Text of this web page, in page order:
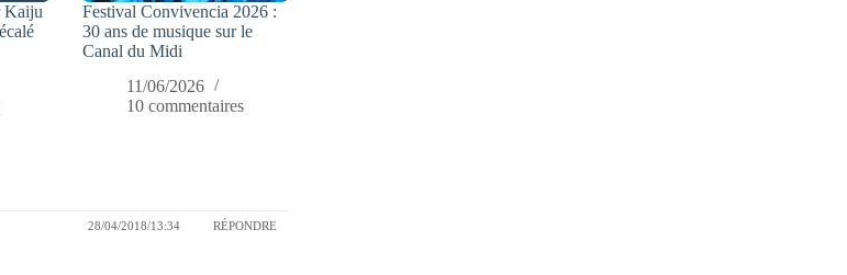
Kaiju
Festival Convivencia 2026 :
30 ans de musique sur le
Canal du Midi
11/06/2026
10 commentaires
28/04/2018/13:34 RÉPONDRE